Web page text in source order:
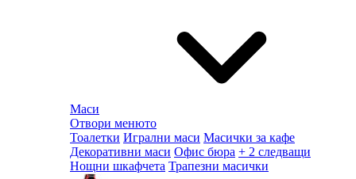
Маси
Отвори менюто
Тоалетки Игрални маси Масички за кафе
Декоративни маси Офис бюра + 2 следващи
Нощни шкафчета Трапезни масички